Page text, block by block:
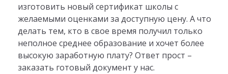
изготовить новый сертификат школы с
желаемыми оценками за доступную цену. А что
делать тем, кто в свое время получил только
неполное среднее образование и хочет более
высокую заработную плату? Ответ прост –
заказать готовый документ у нас.